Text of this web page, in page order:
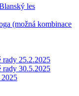
les
(možná kombinace
rady 25.2.2025
rady 30.5.2025
2025